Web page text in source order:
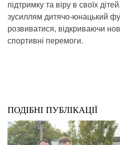
підтримку та віру в своїх
зусиллям дитячо-юнацький
розвиватися, відкриваючи
спортивні перемоги.
ПОДІБНІ ПУБЛІКАЦІЇ